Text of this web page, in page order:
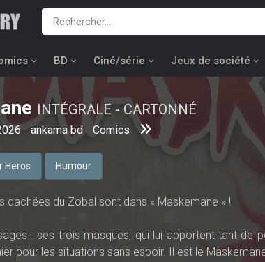
BD Ciné/série Jeux de société
INTÉGRALE - CARTONNÉ
ankama bd Comics
Heros Humour
cachées du Zobal sont dans « Maskemane » !
: ses trois masques, qui lui apportent tant de
pour les situations sans espoir. Il est le